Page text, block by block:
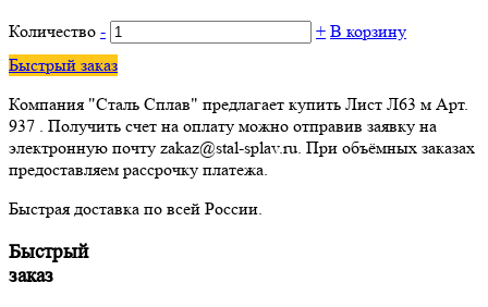
Количество - + В корзину
Быстрый заказ
Компания "Сталь Сплав" предлагает купить Лист Л63 м Арт.
937 . Получить счет на оплату можно отправив заявку на
электронную почту zakaz@stal-splav.ru. При объёмных заказах
предоставляем рассрочку платежа.
Быстрая доставка по всей России.
Быстрый
заказ